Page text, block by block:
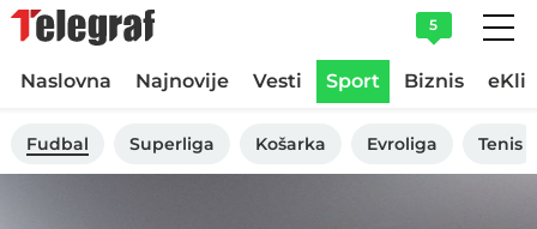
5
Naslovna Najnovije Vesti Sport Biznis
Fudbal Superliga Košarka Evroliga Tenis